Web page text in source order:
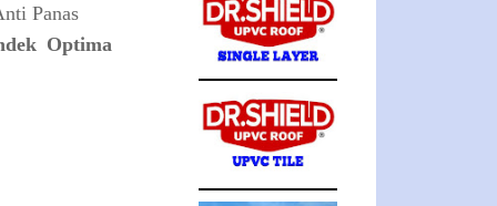
Panas
Optima